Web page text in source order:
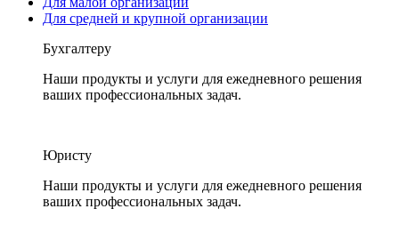
Для средней и крупной организации
Бухгалтеру
Наши продукты и услуги для ежедневного решения
ваших профессиональных задач.
Юристу
Наши продукты и услуги для ежедневного решения
ваших профессиональных задач.